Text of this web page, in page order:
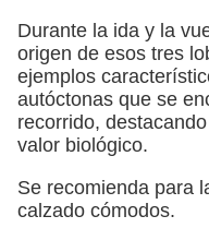
Durante la ida y la
origen de esos tres
ejemplos
autóctonas que se
recorrido,
valor biológico.
Se recomienda para
calzado cómodos.